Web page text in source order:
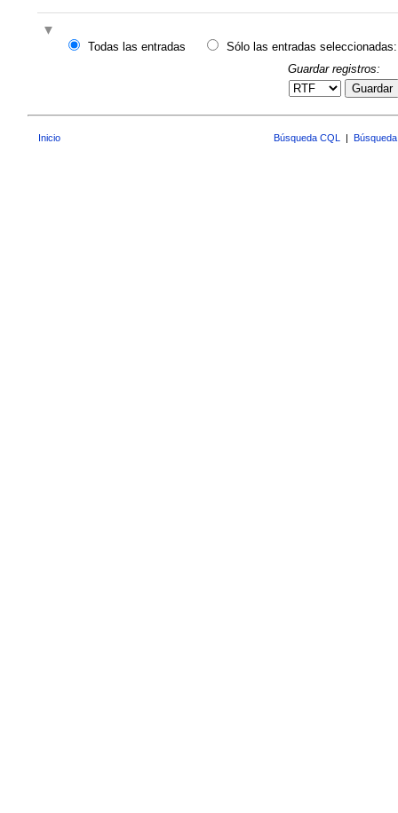
Todas las entradas
Sólo las entradas seleccionadas:
Guardar registros:
Guardar
Inicio Búsqueda CQL